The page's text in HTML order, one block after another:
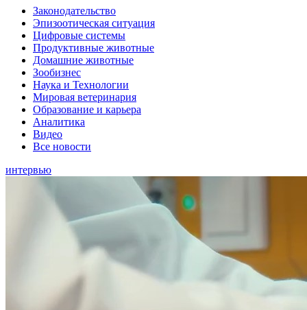
Законодательство
Эпизоотическая ситуация
Цифровые системы
Продуктивные животные
Домашние животные
Зообизнес
Наука и Технологии
Мировая ветеринария
Образование и карьера
Аналитика
Видео
Все новости
интервью